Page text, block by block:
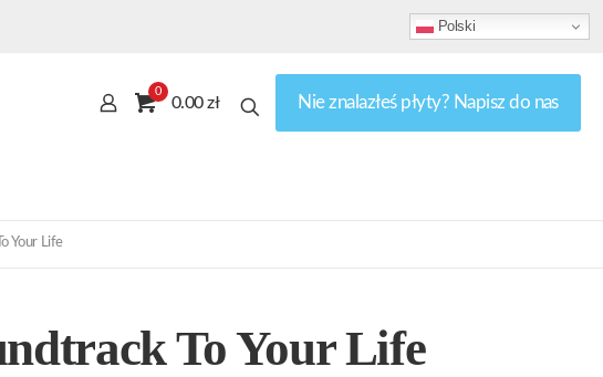
Polski
0
0.00 zł Nie znalazłeś płyty? Napisz do nas
Your Life
To Your Life